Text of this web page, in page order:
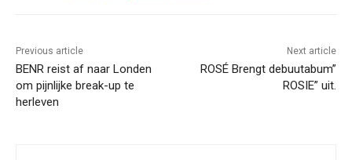
Previous article
BENR reist af naar Londen
om pijnlijke break-up te
herleven
Next article
ROSÉ Brengt debuutabum”
ROSIE” uit.